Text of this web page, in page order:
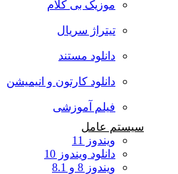
موزیک بی کلام
تیتراژ سریال
دانلود مستند
دانلود کارتون و انیمیشن
فیلم آموزشی
سیستم عامل
ویندوز 11
دانلود ویندوز 10
ویندوز 8 و 8.1